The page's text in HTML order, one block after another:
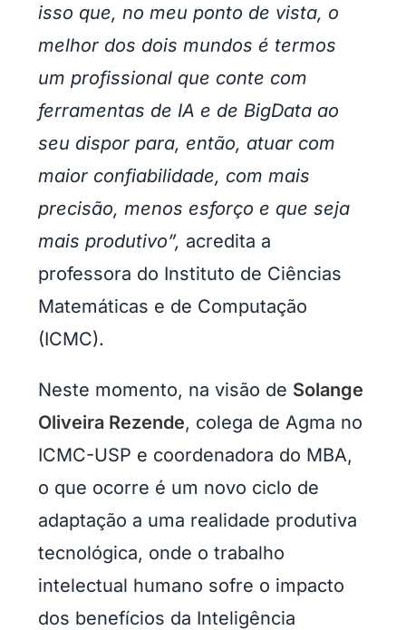
isso que, no meu ponto de vista, o
melhor dos dois mundos é termos
um profissional que conte com
ferramentas de IA e de BigData ao
seu dispor para, então, atuar com
maior confiabilidade, com mais
precisão, menos esforço e que seja
mais produtivo”, acredita a
professora do Instituto de Ciências
Matemáticas e de Computação
(ICMC).
Neste momento, na visão de Solange
Oliveira Rezende, colega de Agma no
ICMC-USP e coordenadora do MBA,
o que ocorre é um novo ciclo de
adaptação a uma realidade produtiva
tecnológica, onde o trabalho
intelectual humano sofre o impacto
dos benefícios da Inteligência